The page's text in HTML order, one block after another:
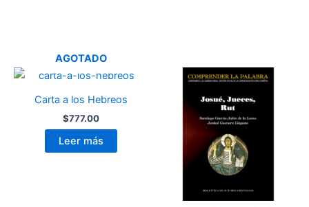
AGOTADO
Carta a los Hebreos
$777.00
Leer más